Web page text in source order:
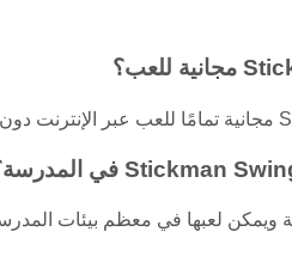
ويمكن لعبها في معظم بيئات